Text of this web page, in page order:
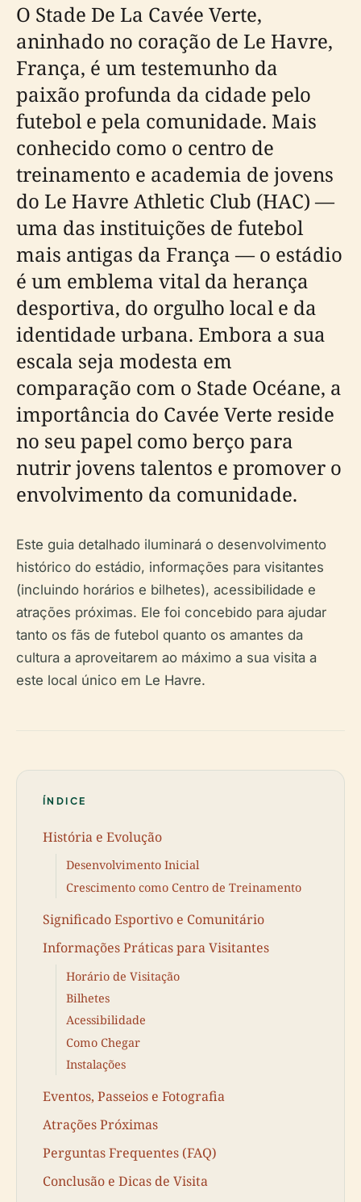
O Stade De La Cavée Verte,
aninhado no coração de Le Havre,
França, é um testemunho da
paixão profunda da cidade pelo
futebol e pela comunidade. Mais
conhecido como o centro de
treinamento e academia de jovens
do Le Havre Athletic Club (HAC) —
uma das instituições de futebol
mais antigas da França — o estádio
é um emblema vital da herança
desportiva, do orgulho local e da
identidade urbana. Embora a sua
escala seja modesta em
comparação com o Stade Océane, a
importância do Cavée Verte reside
no seu papel como berço para
nutrir jovens talentos e promover o
envolvimento da comunidade.
Este guia detalhado iluminará o desenvolvimento
histórico do estádio, informações para visitantes
(incluindo horários e bilhetes), acessibilidade e
atrações próximas. Ele foi concebido para ajudar
tanto os fãs de futebol quanto os amantes da
cultura a aproveitarem ao máximo a sua visita a
este local único em Le Havre.
ÍNDICE
História e Evolução
Desenvolvimento Inicial
Crescimento como Centro de Treinamento
Significado Esportivo e Comunitário
Informações Práticas para Visitantes
Horário de Visitação
Bilhetes
Acessibilidade
Como Chegar
Instalações
Eventos, Passeios e Fotografia
Atrações Próximas
Perguntas Frequentes (FAQ)
Conclusão e Dicas de Visita